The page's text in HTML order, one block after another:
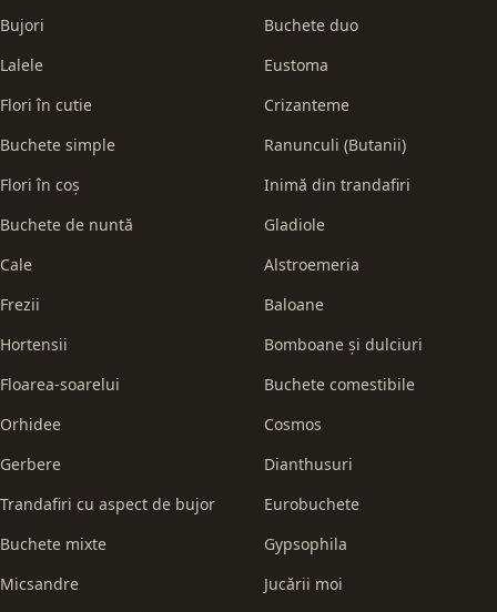
Bujori
Lalele
Flori în cutie
Buchete simple
Flori în coș
Buchete de nuntă
Cale
Frezii
Hortensii
Floarea-soarelui
Orhidee
Gerbere
Trandafiri cu aspect de bujor
Buchete mixte
Micsandre
Buchete duo
Eustoma
Crizanteme
Ranunculi (Butanii)
Inimă din trandafiri
Gladiole
Alstroemeria
Baloane
Bomboane și dulciuri
Buchete comestibile
Cosmos
Dianthusuri
Eurobuchete
Gypsophila
Jucării moi